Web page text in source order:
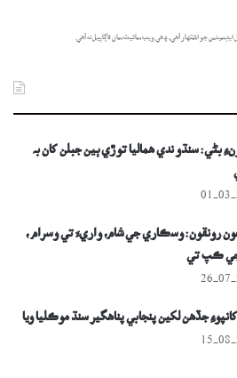
ايڊسينس جو اشتهار آهي، ۽ هي ويب سائيٽ سان لاڳاپيل نه آهي.
بڻي: سنڌو ندي ھماليا توڙي ٻين جبلن کان بہ
01-03-
رونقون: وسڪاري جي شام، واريءَ تي وسرام ،
جي ڪپ تي
26-07-
جڏھن لکين پنجابي پناھگير سنڌ موڪليا ويا
15-